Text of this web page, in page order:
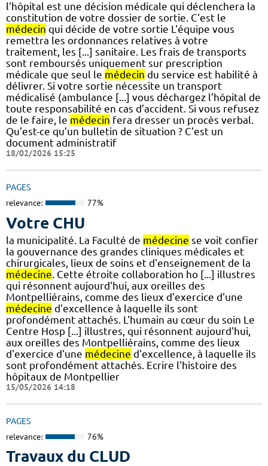
l'hôpital est une décision médicale qui déclenchera la
constitution de votre dossier de sortie. C'est le
médecin qui décide de votre sortie L'équipe vous
remettra les ordonnances relatives à votre
traitement, les [...] sanitaire. Les frais de transports
sont remboursés uniquement sur prescription
médicale que seul le médecin du service est habilité à
délivrer. Si votre sortie nécessite un transport
médicalisé (ambulance [...] vous déchargez l’hôpital de
toute responsabilité en cas d’accident. Si vous refusez
de le faire, le médecin fera dresser un procès verbal.
Qu’est-ce qu’un bulletin de situation ? C’est un
document administratif
18/02/2026 15:25
PAGES
relevance: 77%
Votre CHU
la municipalité. La Faculté de médecine se voit confier
la gouvernance des grandes cliniques médicales et
chirurgicales, lieux de soins et d'enseignement de la
médecine . Cette étroite collaboration ho [...] illustres
qui résonnent aujourd'hui, aux oreilles des
Montpelliérains, comme des lieux d'exercice d'une
médecine d'excellence à laquelle ils sont
profondément attachés. L'humain au cœur du soin Le
Centre Hosp [...] illustres, qui résonnent aujourd'hui,
aux oreilles des Montpelliérains, comme des lieux
d'exercice d'une médecine d'excellence, à laquelle ils
sont profondément attachés. Ecrire l'histoire des
hôpitaux de Montpellier
15/05/2026 14:18
PAGES
relevance: 76%
Travaux du CLUD